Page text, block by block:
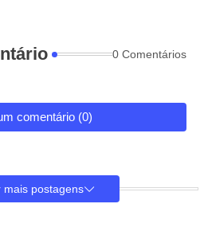
0 Comentários
comentário (0)
mais postagens